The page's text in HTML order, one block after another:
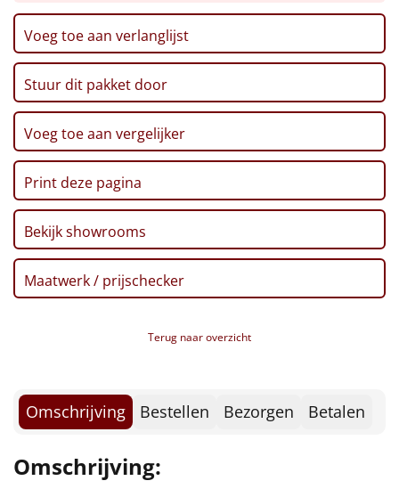
Uniek
Alle thema's
Artikel
Hitster NIEUW
Pizzarette
Tas
Wake up light
NIEUW
Slowcooker POPULAIR
Noodradio
Deken (fleece plaid)
Chocolade boomhangers, 87,5 gr
Koekreep, 110 gr
Groene thee, 10 x 1,5 gr
Haribo bananen, 70 gr
Chips, Lay's, naturel, 100 gr
Kerstkoekjes, 80 gr
Verpakt in een feestelijke kerstdoos, 39 x 29 x 12,6
cm
Voeg toe aan verlanglijst
Stuur dit pakket door
Voeg toe aan vergelijker
Print deze pagina
Bekijk showrooms
Maatwerk / prijschecker
Terug naar overzicht
Omschrijving Bestellen Bezorgen Betalen
Omschrijving: